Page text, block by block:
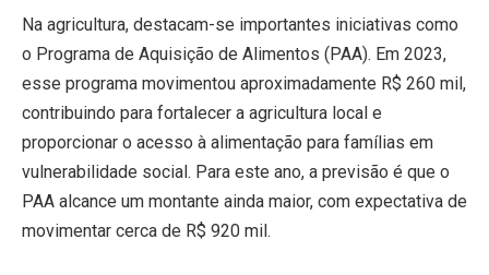
Na agricultura, destacam-se importantes iniciativas como
o Programa de Aquisição de Alimentos (PAA). Em 2023,
esse programa movimentou aproximadamente R$ 260 mil,
contribuindo para fortalecer a agricultura local e
proporcionar o acesso à alimentação para famílias em
vulnerabilidade social. Para este ano, a previsão é que o
PAA alcance um montante ainda maior, com expectativa de
movimentar cerca de R$ 920 mil.